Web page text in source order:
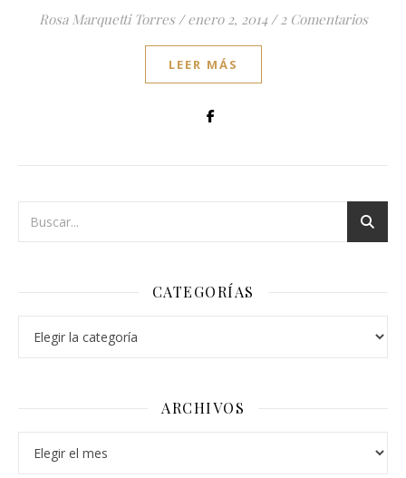
Rosa Marquetti Torres / enero 2, 2014 / 2 Comentarios
LEER MÁS
CATEGORÍAS
ARCHIVOS